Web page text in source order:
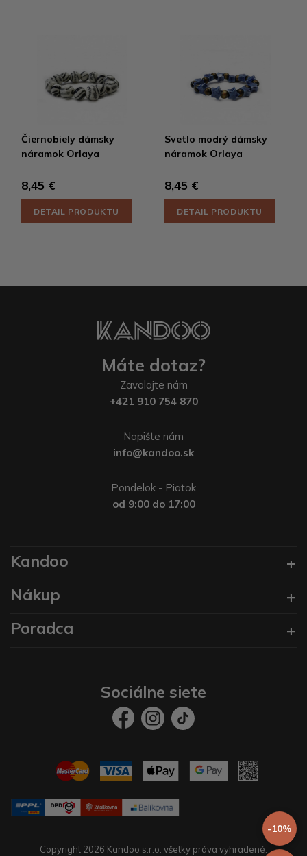
Čiernobiely dámsky
náramok Orlaya
8,45 €
DETAIL PRODUKTU
Svetlo modrý dámsky
náramok Orlaya
8,45 €
DETAIL PRODUKTU
-10%
Máte dotaz?
Zavolajte nám
+421 910 754 870
Napište nám
info@kandoo.sk
Pondelok - Piatok
od 9:00 do 17:00
Kandoo
Nákup
Poradca
Sociálne siete
Copyright 2026 Kandoo s.r.o. všetky práva vyhradené.